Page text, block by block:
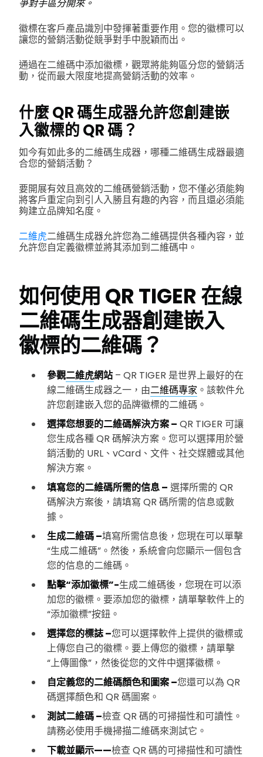
爭對手區分開來。
徽標在客戶產品識別中發揮著重要作用。您的徽標可以
讓您的營銷活動從競爭對手中脫穎而出。
通過在二維碼中添加徽標，觀眾將能夠區分您的營銷活
動，從而最大限度地提高營銷活動的效率。
什麼 QR 碼生成器允許您創建嵌
入徽標的 QR 碼？
如今有如此多的二維碼生成器，哪種二維碼生成器最適
合您的營銷活動？
要開展有效且高效的二維碼營銷活動，您不僅必須能夠
將客戶重定向到引人入勝且有趣的內容，而且還必須能
夠建立品牌知名度。
二維虎二維碼生成器允許您為二維碼提供各種內容，並
允許您自定義徽標並將其添加到二維碼中。
如何使用 QR TIGER 在線
二維碼生成器創建嵌入
徽標的二維碼？
參觀二維虎網站 – QR TIGER 是世界上最好的在
線二維碼生成器之一，由二維碼專家 。該軟件允
許您創建嵌入您的品牌徽標的二維碼。
選擇您想要的二維碼解決方案 – QR TIGER 可讓
您生成各種 QR 碼解決方案。您可以選擇用於營
銷活動的 URL、vCard、文件、社交媒體或其他
解決方案。
填寫您的二維碼所需的信息 – 選擇所需的 QR
碼解決方案後，請填寫 QR 碼所需的信息或數
據。
生成二維碼 –填寫所需信息後，您現在可以單擊
“生成二維碼”。然後，系統會向您顯示一個包含
您的信息的二維碼。
點擊“添加徽標”-生成二維碼後，您現在可以添
加您的徽標。要添加您的徽標，請單擊軟件上的
“添加徽標”按鈕。
選擇您的標誌 –您可以選擇軟件上提供的徽標或
上傳您自己的徽標。要上傳您的徽標，請單擊
“上傳圖像”，然後從您的文件中選擇徽標。
自定義您的二維碼顏色和圖案 –您還可以為 QR
碼選擇顏色和 QR 碼圖案。
測試二維碼 –檢查 QR 碼的可掃描性和可讀性。
請務必使用手機掃描二維碼來測試它。
下載並顯示——檢查 QR 碼的可掃描性和可讀性